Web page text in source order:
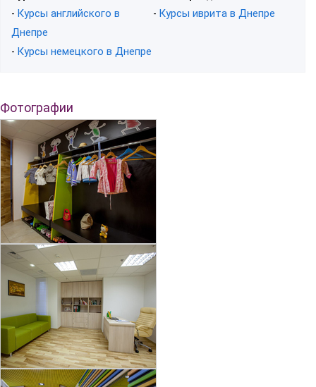
- Курсы английского в
Днепре
- Курсы немецкого в Днепре
- Курсы иврита в Днепре
Фотографии